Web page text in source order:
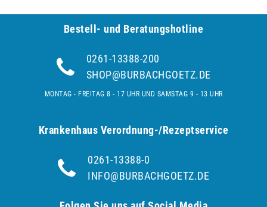
Bestell- und Be­ra­tungs­hot­line
0261-13388-200
SHOP@BURBACHGOETZ.DE
MONTAG - FREITAG 8 - 17 UHR UND SAMSTAG 9 - 13 UHR
Krankenhaus Verordnung-/Rezeptservice
0261-13388-0
INFO@BURBACHGOETZ.DE